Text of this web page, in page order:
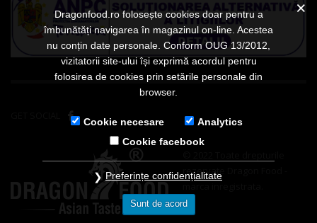
rezervate Dragon Food -
Dragonfood.ro folosește cookies doar pentru a
îmbunătăți navigarea în magazinul on-line. Acestea
nu conțin date personale. Conform OUG 13/2012,
vizitatorii site-ului își exprimă acordul pentru
folosirea de cookies prin setările personale din
browser.
Cookie necesare
Analytics
Cookie facebook
Preferințe confidențialitate
Sunt de acord